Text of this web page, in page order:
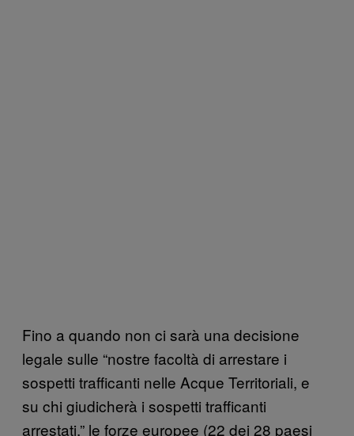
Fino a quando non ci sarà una decisione
legale sulle “nostre facoltà di arrestare i
sospetti trafficanti nelle Acque Territoriali, e
su chi giudicherà i sospetti trafficanti
arrestati,” le forze europee (22 dei 28 paesi